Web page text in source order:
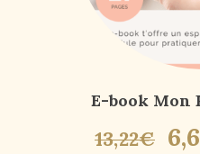
E-book Mon
13,22€ 6,